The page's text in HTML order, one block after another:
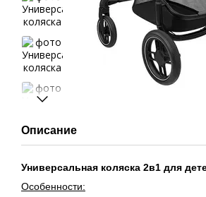
Описание
Универсальная коляска 2в1 для
Особенности: